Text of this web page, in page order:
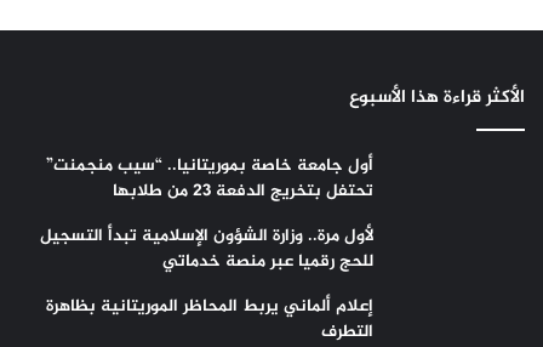
الأكثر قراءة هذا الأسبوع
أول جامعة خاصة بموريتانيا.. “سيب منجمنت”
تحتفل بتخريج الدفعة 23 من طلابها
لأول مرة.. وزارة الشؤون الإسلامية تبدأ التسجيل
للحج رقميا عبر منصة خدماتي
إعلام ألماني يربط المحاظر الموريتانية بظاهرة
التطرف